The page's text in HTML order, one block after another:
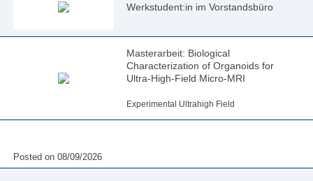
Werkstudent:in im Vorstandsbüro
Masterarbeit: Biological
Characterization of Organoids for
Ultra-High-Field Micro-MRI
Experimental Ultrahigh Field
Posted on 08/09/2026